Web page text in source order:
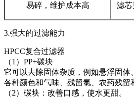
易碎，维护成本高 滤
3.强大的过滤能力
HPCC复合过滤器
（1）PP+碳块
它可以去除固体杂质，例如悬浮固体
各种颜色和气味、残留氯、农药残留
（2）碳块：改善口感，使水更甜。